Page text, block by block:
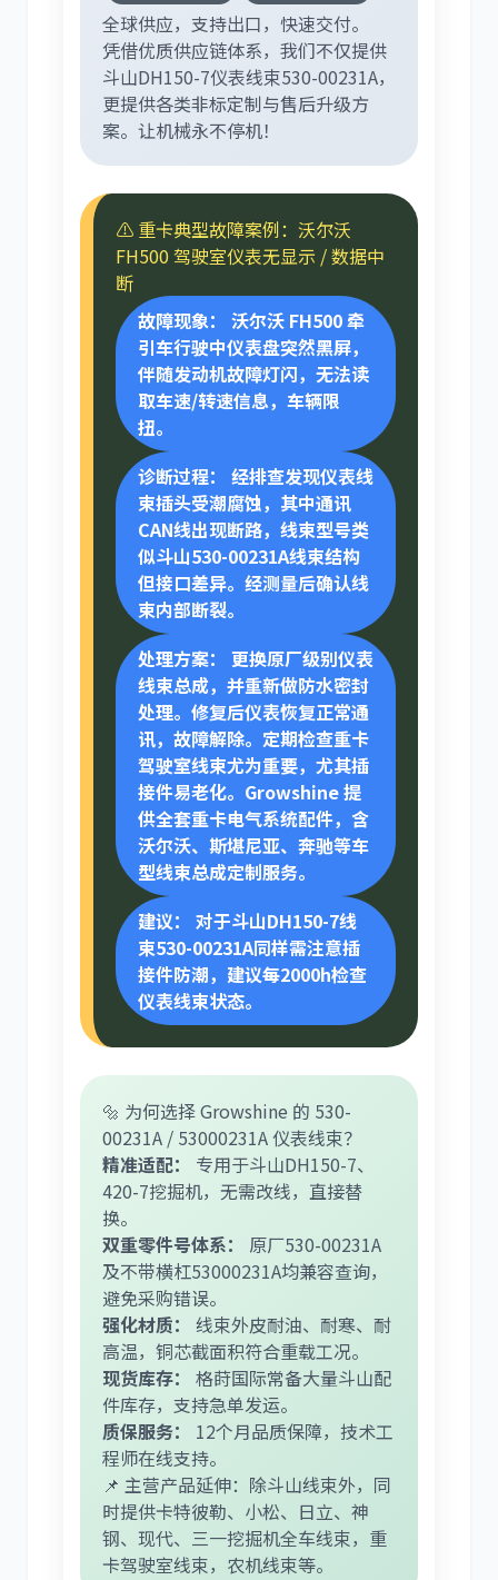
全球供应，支持出口，快速交付。
凭借优质供应链体系，我们不仅提供
斗山DH150-7仪表线束530-00231A，
更提供各类非标定制与售后升级方
案。让机械永不停机！
⚠️ 重卡典型故障案例：沃尔沃
FH500 驾驶室仪表无显示 / 数据中
断
故障现象：
沃尔沃 FH500 牵
引车行驶中仪表盘突然黑屏，
伴随发动机故障灯闪，无法读
取车速/转速信息，车辆限
扭。
诊断过程：
经排查发现仪表线
束插头受潮腐蚀，其中通讯
CAN线出现断路，线束型号类
似斗山530-00231A线束结构
但接口差异。经测量后确认线
束内部断裂。
处理方案：
更换原厂级别仪表
线束总成，并重新做防水密封
处理。修复后仪表恢复正常通
讯，故障解除。定期检查重卡
驾驶室线束尤为重要，尤其插
接件易老化。Growshine 提
供全套重卡电气系统配件，含
沃尔沃、斯堪尼亚、奔驰等车
型线束总成定制服务。
建议：
对于斗山DH150-7线
束530-00231A同样需注意插
接件防潮，建议每2000h检查
仪表线束状态。
🔩 为何选择 Growshine 的 530-
00231A / 53000231A 仪表线束？
精准适配：
专用于斗山DH150-7、
420-7挖掘机，无需改线，直接替
换。
双重零件号体系：
原厂530-00231A
及不带横杠53000231A均兼容查询，
避免采购错误。
强化材质：
线束外皮耐油、耐寒、耐
高温，铜芯截面积符合重载工况。
现货库存：
格莳国际常备大量斗山配
件库存，支持急单发运。
质保服务：
12个月品质保障，技术工
程师在线支持。
📌 主营产品延伸：除斗山线束外，同
时提供卡特彼勒、小松、日立、神
钢、现代、三一挖掘机全车线束，重
卡驾驶室线束，农机线束等。